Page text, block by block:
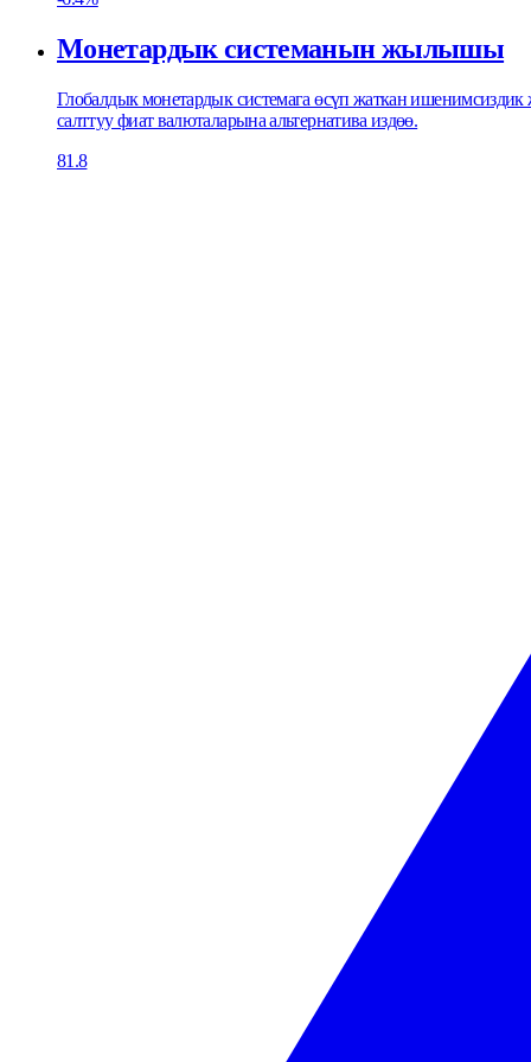
Монетардык системанын жылышы
Глобалдык монетардык системага өсүп жаткан
салттуу фиат валюталарына альтернатива издөө.
81.8